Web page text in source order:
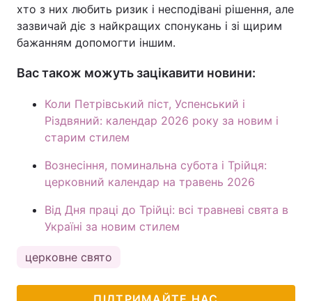
хто з них любить ризик і несподівані рішення, але
зазвичай діє з найкращих спонукань і зі щирим
бажанням допомогти іншим.
Вас також можуть зацікавити новини:
Коли Петрівський піст, Успенський і
Різдвяний: календар 2026 року за новим і
старим стилем
Вознесіння, поминальна субота і Трійця:
церковний календар на травень 2026
Від Дня праці до Трійці: всі травневі свята в
Україні за новим стилем
церковне свято